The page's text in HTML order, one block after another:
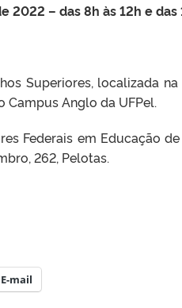
2022 – das 8h às 12h e das
Superiores, localizada
Campus Anglo da UFPel.
Federais em Educação
262, Pelotas.
E-mail